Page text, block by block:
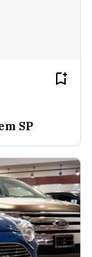
SP